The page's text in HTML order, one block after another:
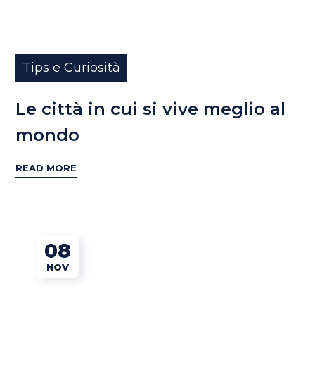
Tips e Curiosità
Le città in cui si vive meglio al
mondo
READ MORE
08
NOV